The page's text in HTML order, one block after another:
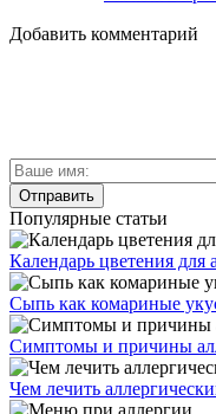
Добавить комментарий
Популярные статьи
Календарь цветения для
Сыпь как комариные
Симптомы и причины
Чем лечить